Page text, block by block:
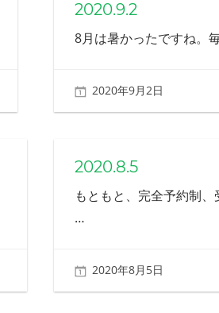
2020.9.2
8月は暑かったですね。
2020年9月2日
2020.8.5
もともと、完全予約制
…
2020年8月5日